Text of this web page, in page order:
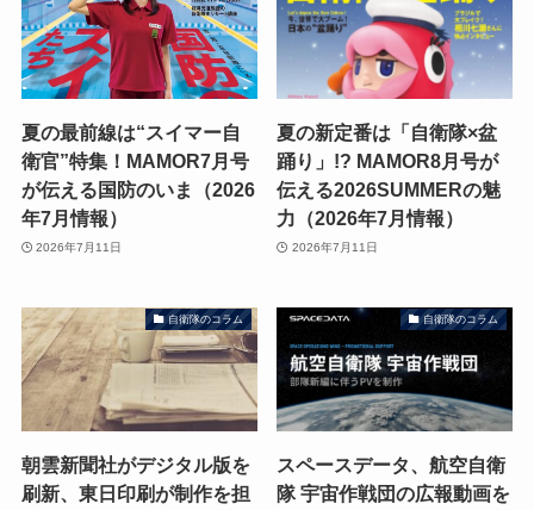
夏の最前線は“スイマー自
衛官”特集！MAMOR7月号
が伝える国防のいま（2026
年7月情報）
2026年7月11日
夏の新定番は「自衛隊×盆
踊り」!? MAMOR8月号が
伝える2026SUMMERの魅
力（2026年7月情報）
2026年7月11日
自衛隊のコラム
朝雲新聞社がデジタル版を
刷新、東日印刷が制作を担
自衛隊のコラム
スペースデータ、航空自衛
隊 宇宙作戦団の広報動画を